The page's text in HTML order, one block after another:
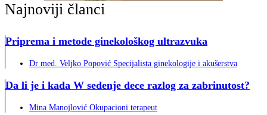
Najnoviji članci
Priprema i metode ginekološkog ultrazvuka
Dr med. Veljko Popović Specijalista ginekologije i akušerstva
Da li je i kada W sedenje dece razlog za zabrinutost?
Mina Manojlović Okupacioni terapeut